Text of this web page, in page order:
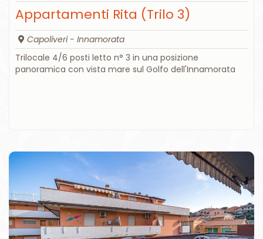
Appartamenti Rita (Trilo 3)
Capoliveri - Innamorata
Trilocale 4/6 posti letto n° 3 in una posizione
panoramica con vista mare sul Golfo dell'Innamorata